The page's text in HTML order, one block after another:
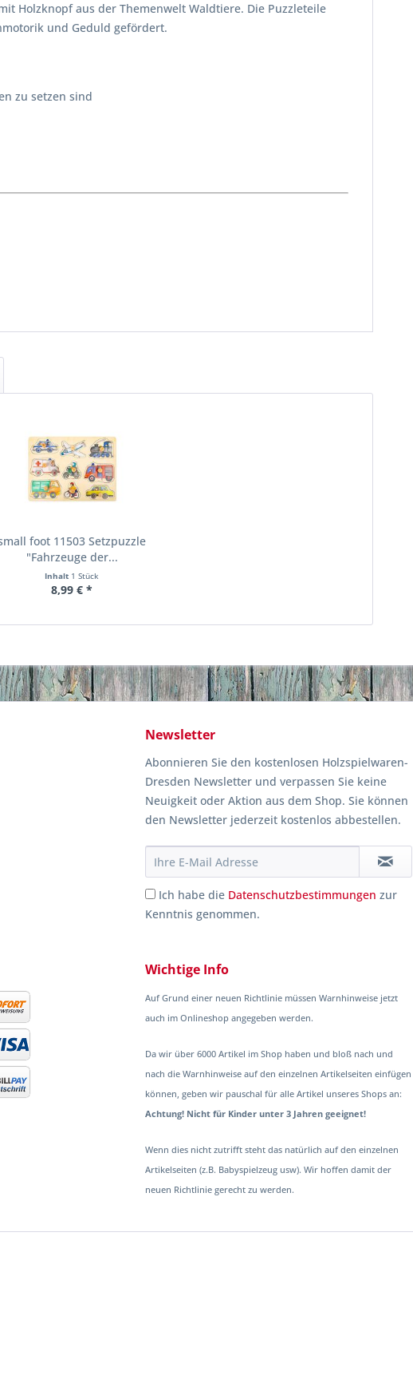
Holzknopf aus der Themenwelt Waldtiere. Die Puzzleteile
und Geduld gefördert.
zu setzen sind
foot 11503 Setzpuzzle
"Fahrzeuge der...
Inhalt 1 Stück
8,99 € *
Newsletter
Abonnieren Sie den kostenlosen Holzspielwaren-
Dresden Newsletter und verpassen Sie keine
Neuigkeit oder Aktion aus dem Shop. Sie können
den Newsletter jederzeit kostenlos abbestellen.
Ich habe die Datenschutzbestimmungen zur
Kenntnis genommen.
Wichtige Info
Auf Grund einer neuen Richtlinie müssen Warnhinweise jetzt
auch im Onlineshop angegeben werden.
Da wir über 6000 Artikel im Shop haben und bloß nach und
nach die Warnhinweise auf den einzelnen Artikelseiten einfügen
können, geben wir pauschal für alle Artikel unseres Shops an:
Achtung! Nicht für Kinder unter 3 Jahren geeignet!
Wenn dies nicht zutrifft steht das natürlich auf den einzelnen
Artikelseiten (z.B. Babyspielzeug usw). Wir hoffen damit der
neuen Richtlinie gerecht zu werden.